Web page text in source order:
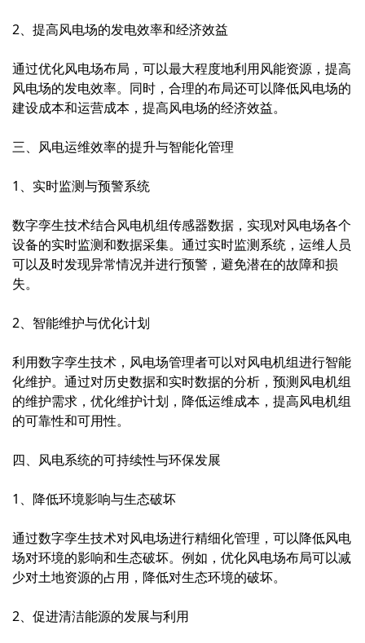
2、提高风电场的发电效率和经济效益
通过优化风电场布局，可以最大程度地利用风能资源，提高
风电场的发电效率。同时，合理的布局还可以降低风电场的
建设成本和运营成本，提高风电场的经济效益。
三、风电运维效率的提升与智能化管理
1、实时监测与预警系统
数字孪生技术结合风电机组传感器数据，实现对风电场各个
设备的实时监测和数据采集。通过实时监测系统，运维人员
可以及时发现异常情况并进行预警，避免潜在的故障和损
失。
2、智能维护与优化计划
利用数字孪生技术，风电场管理者可以对风电机组进行智能
化维护。通过对历史数据和实时数据的分析，预测风电机组
的维护需求，优化维护计划，降低运维成本，提高风电机组
的可靠性和可用性。
四、风电系统的可持续性与环保发展
1、降低环境影响与生态破坏
通过数字孪生技术对风电场进行精细化管理，可以降低风电
场对环境的影响和生态破坏。例如，优化风电场布局可以减
少对土地资源的占用，降低对生态环境的破坏。
2、促进清洁能源的发展与利用